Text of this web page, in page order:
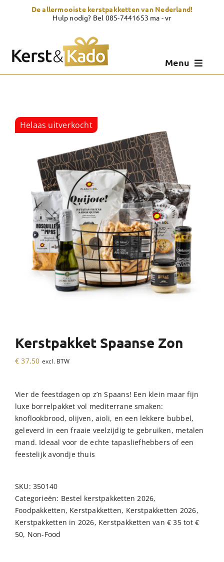
De allermooiste kerstpakketten van Nederland!
Hulp nodig? Bel 085-7441653 ma - vr
Menu
Showroom
Over Kerst & Kado
Helaas uitverkocht
Kerstpakket Spaanse Zon
€ 37,50 excl. BTW
Vier de feestdagen op z’n Spaans! Een klein maar fijn
luxe borrelpakket vol mediterrane smaken:
knoflookbrood, olijven, aioli, en een lekkere bubbel,
geleverd in een fraaie veelzijdig te gebruiken, metalen
mand. Ideaal voor de echte tapasliefhebbers of een
feestelijk avondje thuis
SKU:350140
Categorieën: Bestel kerstpakketten 2026,
Foodpakketten, Kerstpakketten, Kerstpakketten 2026,
Kerstpakketten in 2026, Kerstpakketten van € 35 tot €
50, Non-Food